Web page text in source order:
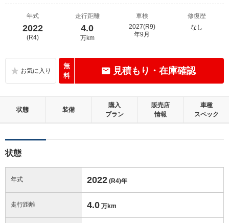
年式
2022
(R4)
走行距離
4.0
万km
車検
2027(R9)
年9月
修復歴
なし
無
料
見積もり・在庫確認
状態 装備
購入
プラン
販売店
情報
車種
スペック
状態
年式 2022 (R4)年
走行距離 4.0 万km